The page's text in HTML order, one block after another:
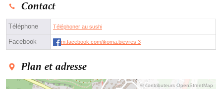
Contact
Téléphone Téléphoner au sushi
Facebook m.facebook.com/ikoma.bievres.3
Plan et adresse
© contributeurs OpenStreetMap